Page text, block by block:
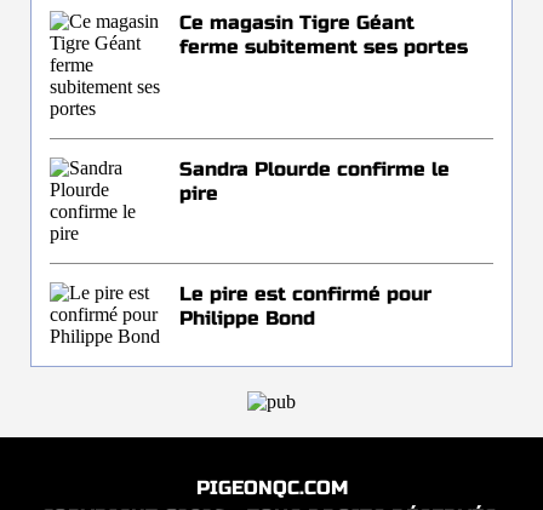
Ce magasin Tigre Géant
ferme subitement ses portes
Sandra Plourde confirme le
pire
Le pire est confirmé pour
Philippe Bond
PIGEONQC.COM